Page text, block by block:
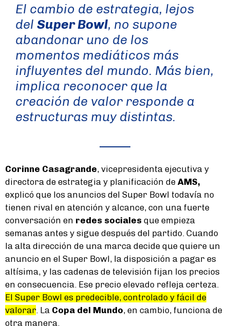
El cambio de estrategia, lejos
del Super Bowl, no supone
abandonar uno de los
momentos mediáticos más
influyentes del mundo. Más bien,
implica reconocer que la
creación de valor responde a
estructuras muy distintas.
Corinne Casagrande, vicepresidenta ejecutiva y
directora de estrategia y planificación de AMS,
explicó que los anuncios del Super Bowl todavía no
tienen rival en atención y alcance, con una fuerte
conversación en redes sociales que empieza
semanas antes y sigue después del partido. Cuando
la alta dirección de una marca decide que quiere un
anuncio en el Super Bowl, la disposición a pagar es
altísima, y las cadenas de televisión fijan los precios
en consecuencia. Ese precio elevado refleja certeza.
El Super Bowl es predecible, controlado y fácil de
valorar. La Copa del Mundo, en cambio, funciona de
otra manera.